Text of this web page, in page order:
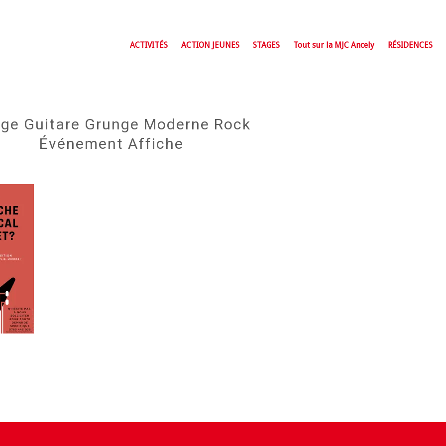
ACTIVITÉS ACTION JEUNES STAGES Tout sur la MJC Ancely RÉSIDENCES
Guitare Grunge Moderne Rock
Événement Affiche